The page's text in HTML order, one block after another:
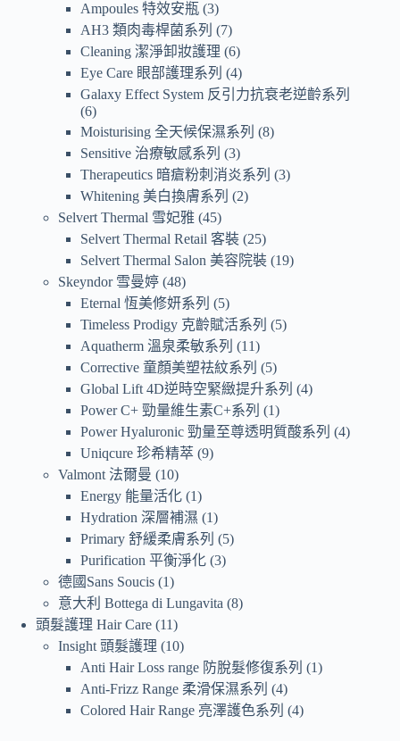
Ampoules 特效安瓶 3
AH3 類肉毒桿菌系列
7
Cleaning 潔淨卸妝護理 6
Eye Care 眼部護理系列
4
Galaxy Effect System 反引力抗衰老逆齡系列
6
Moisturising 全天候保濕系列
8
Sensitive 治療敏感系列
3
Therapeutics 暗瘡粉刺消炎系列
3
Whitening 美白換膚系列
2
Selvert Thermal 雪妃雅 45
Selvert Thermal Retail 客裝 25
Selvert Thermal Salon 美容院裝 19
Skeyndor 雪曼婷 48
Eternal 恆美修妍系列
5
Timeless Prodigy 克齡賦活系列
5
Aquatherm 溫泉柔敏系列
11
Corrective 童顏美塑祛紋系列
5
Global Lift 4D逆時空緊緻提升系列
4
Power C+ 勁量維生素C+系列
1
Power Hyaluronic 勁量至尊透明質酸系列
4
Uniqcure 珍希精萃 9
Valmont 法爾曼
10
Energy 能量活化 1
Hydration 深層補濕
1
Primary 舒緩柔膚系列
5
Purification 平衡淨化 3
德國Sans Soucis 1
意大利 Bottega di Lungavita 8
頭髮護理 Hair Care 11
Insight 頭髮護理
10
Anti Hair Loss range 防脫髮修復系列
1
Anti-Frizz Range 柔滑保濕系列
4
Colored Hair Range 亮澤護色系列
4